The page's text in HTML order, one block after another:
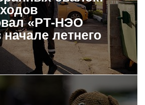
«РТ-НЭО
начале летнего